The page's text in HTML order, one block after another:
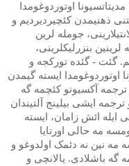
اوتوردوغومدا
ذهنیمدن کئچیردیردیم و
جومله لرین
لرینین بنزرلیکلرینی،
گئت - گئده تورکجه و
اوتوردوغومدا ایسته گیمدن
ترجمه آکسیونو کئچمه گه
ایشی بیلینج آلتیندان
ایله ائش زامان، ایسته
مه حالی اورتایا
مه نین نه دئمک اولدوغو و
گه باشلادی. یالانچی و